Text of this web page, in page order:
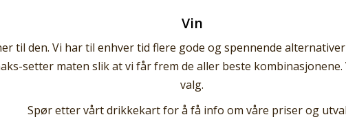
Vin
til den. Vi har til enhver tid flere gode og spennende
setter maten slik at vi får frem de aller beste
valg.
Spør etter vårt drikkekart for å få info om våre priser og